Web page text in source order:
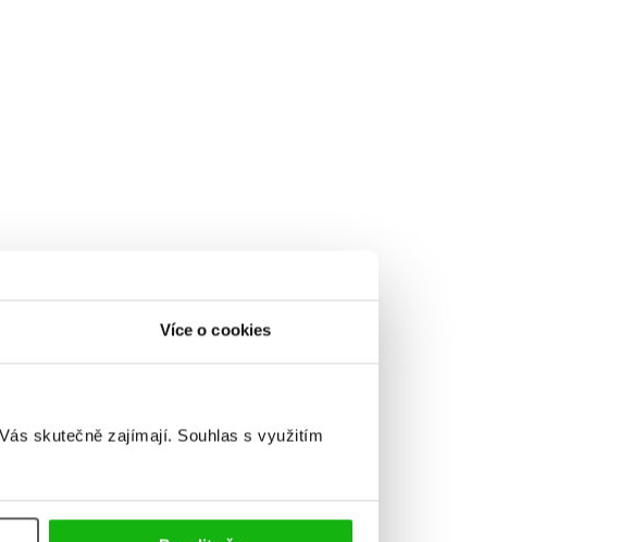
Více o cookies
skutečně zajímají. Souhlas s využitím